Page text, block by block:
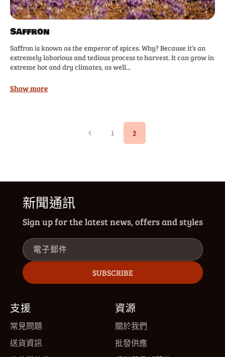
Saffron
Saffron is known as the emperor of spices. Why? Because it’s an
extremely laborious and tedious process to harvest. It can grow in
extreme hot and dry climates, as well...
Show more
1 2
新聞通訊
Sign up for the latest news, offers and styles
電子郵件
SUBSCRIBE
支援
常見問題
送貨資訊
資源
關於我們
批發供應